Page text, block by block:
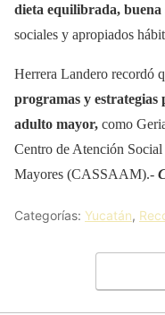
dieta equilibrada, buena
sociales y apropiados
Herrera Landero recordó
programas y
adulto mayor, como
Centro de Atención
Mayores (CASSAAM).-
Categorías: Yucatán,